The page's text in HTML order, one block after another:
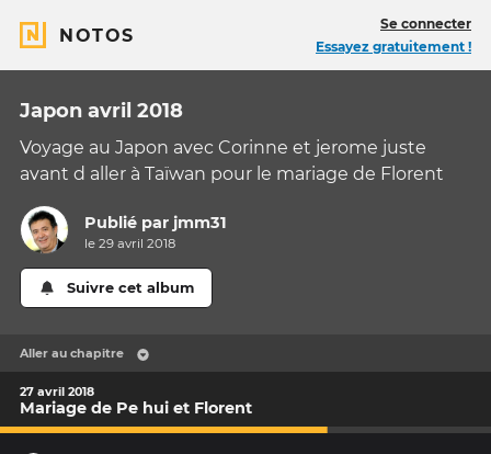
NOTOS
Se connecter
Essayez gratuitement !
Japon avril 2018
Voyage au Japon avec Corinne et jerome juste
avant d aller à Taïwan pour le mariage de Florent
Publié par jmm31
le 29 avril 2018
Suivre cet album
Aller au chapitre
27 avril 2018
Mariage de Pe hui et Florent